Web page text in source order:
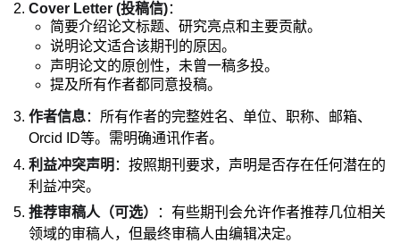
Cover Letter (投稿信)：
简要介绍论文标题、研究亮点和主要贡献。
说明论文适合该期刊的原因。
声明论文的原创性，未曾一稿多投。
提及所有作者都同意投稿。
作者信息：所有作者的完整姓名、单位、职称、邮箱、
Orcid ID等。需明确通讯作者。
利益冲突声明 ：按照期刊要求，声明是否存在任何潜在的
利益冲突。
推荐审稿人（可选）
：有些期刊会允许作者推荐几位相关
领域的审稿人，但最终审稿人由编辑决定。